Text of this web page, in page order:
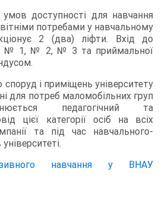
доступності для навчання
потребами у навчальному
2 (два) ліфти. Вхід до
№ 1, № 2, № 3 та приймальної
споруд і приміщень університету
для потреб маломобільних груп
педагогічний та
цієї категорії осіб на всіх
та під час навчального-
навчання у ВНАУ